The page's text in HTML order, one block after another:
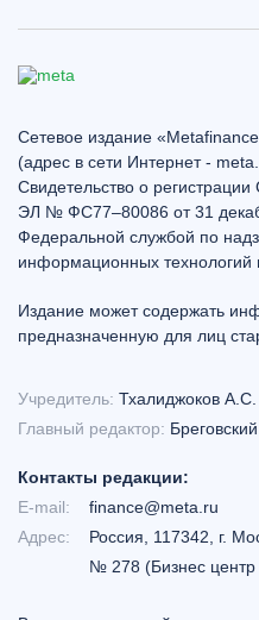
Сетевое издание
(адрес в сети Интернет -
Свидетельство о
ЭЛ № ФС77–80086 от 31
Федеральной службой по
информационных технологий
Издание может содержать
предназначенную для лиц
Учредитель: Тхалиджоков А.С.
Главный редактор:
Контакты редакции:
E-mail:
finance@meta.ru
Адрес:
Россия, 117342, г.
№ 278 (Бизнес центр